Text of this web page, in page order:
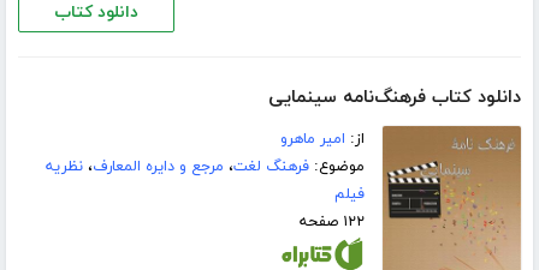
دانلود کتاب
دانلود کتاب فرهنگ‌نامه سینمایی
از: امیر ماهرو
موضوع:فرهنگ لغت، مرجع و دایره المعارف،نظریه
فیلم
۱۲۲ صفحه